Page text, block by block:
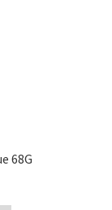
68G